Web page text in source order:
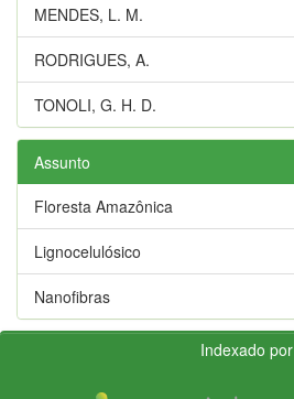
MENDES, L. M.
RODRIGUES, A.
TONOLI, G. H. D.
Assunto
Floresta Amazônica
Lignocelulósico
Nanofibras
Indexado por